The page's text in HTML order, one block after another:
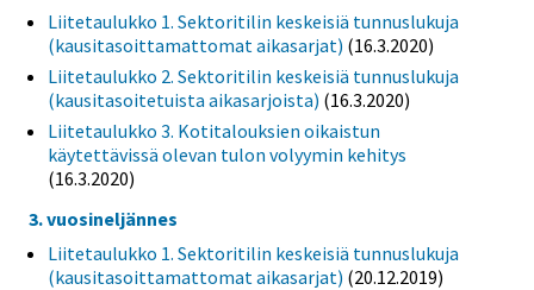
Liitetaulukko 1. Sektoritilin keskeisiä tunnuslukuja
(kausitasoittamattomat aikasarjat) (16.3.2020)
Liitetaulukko 2. Sektoritilin keskeisiä tunnuslukuja
(kausitasoitetuista aikasarjoista) (16.3.2020)
Liitetaulukko 3. Kotitalouksien oikaistun
käytettävissä olevan tulon volyymin kehitys
(16.3.2020)
3. vuosineljännes
Liitetaulukko 1. Sektoritilin keskeisiä tunnuslukuja
(kausitasoittamattomat aikasarjat) (20.12.2019)